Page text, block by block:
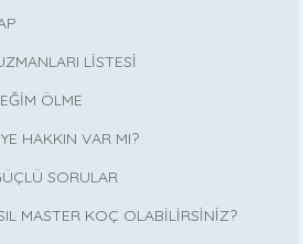
LİSTESİ
ÖLME
HAKKIN VAR MI?
SORULAR
MASTER KOÇ OLABİLİRSİNİZ?